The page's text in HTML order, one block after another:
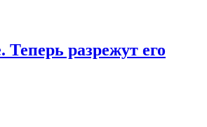
Теперь разрежут его